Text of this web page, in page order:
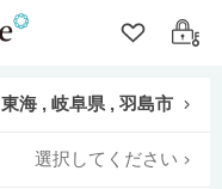
クリップ
ログ
東海 , 岐阜県 , 羽島市
選択してください